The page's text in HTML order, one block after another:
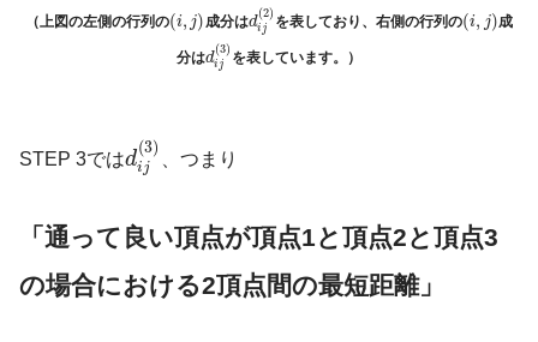
（上図の左側の行列の(i, j)成分はd
(2)
i j を表しており、右側の行列の(i, j)成
分はd
(3)
i j を表しています。）
STEP 3ではd
(3)
ij 、つまり
「通って良い頂点が頂点1と頂点2と頂点3
の場合における2頂点間の最短距離」